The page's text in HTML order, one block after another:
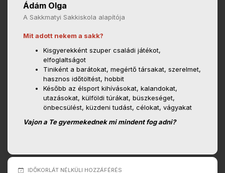
Ádám Olga
A Sakkmatyi Sakkiskola alapítója
Mit adott nekem a sakk?
Kisgyerekként szuper családi játékot,
elfoglaltságot
Tiniként a barátokat, megértő társakat, szerelmet,
hasznos időtöltést, hobbit
Később az élsport kihívásokat, kalandokat,
utazásokat, külföldi túrákat, büszkeséget,
önbecsülést, küzdeni tudást, célokat, vágyakat
Vajon a Te gyermekednek mi mindent fog adni?
IDŐKORLÁT NÉLKÜLI HOZZÁFÉRÉS